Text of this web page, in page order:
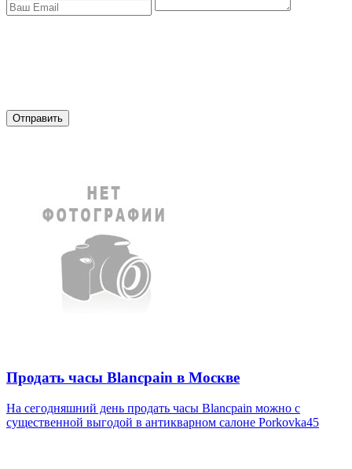
Отправить
Продать часы Blancpain в Москве
На сегодняшний день продать часы Blancpain можно с
существенной выгодой в антикварном салоне Porkovka45